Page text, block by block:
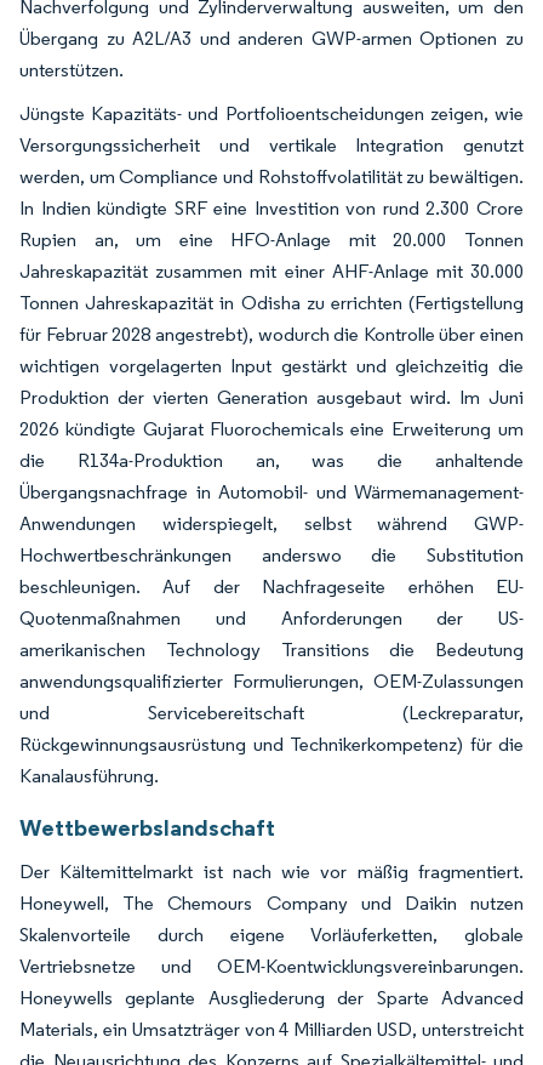
Nachverfolgung und Zylinderverwaltung ausweiten, um den
Übergang zu A2L/A3 und anderen GWP-armen Optionen zu
unterstützen.
Jüngste Kapazitäts- und Portfolioentscheidungen zeigen, wie
Versorgungssicherheit und vertikale Integration genutzt
werden, um Compliance und Rohstoffvolatilität zu bewältigen.
In Indien kündigte SRF eine Investition von rund 2.300 Crore
Rupien an, um eine HFO-Anlage mit 20.000 Tonnen
Jahreskapazität zusammen mit einer AHF-Anlage mit 30.000
Tonnen Jahreskapazität in Odisha zu errichten (Fertigstellung
für Februar 2028 angestrebt), wodurch die Kontrolle über einen
wichtigen vorgelagerten Input gestärkt und gleichzeitig die
Produktion der vierten Generation ausgebaut wird. Im Juni
2026 kündigte Gujarat Fluorochemicals eine Erweiterung um
die R134a-Produktion an, was die anhaltende
Übergangsnachfrage in Automobil- und Wärmemanagement-
Anwendungen widerspiegelt, selbst während GWP-
Hochwertbeschränkungen anderswo die Substitution
beschleunigen. Auf der Nachfrageseite erhöhen EU-
Quotenmaßnahmen und Anforderungen der US-
amerikanischen Technology Transitions die Bedeutung
anwendungsqualifizierter Formulierungen, OEM-Zulassungen
und Servicebereitschaft (Leckreparatur,
Rückgewinnungsausrüstung und Technikerkompetenz) für die
Kanalausführung.
Wettbewerbslandschaft
Der Kältemittelmarkt ist nach wie vor mäßig fragmentiert.
Honeywell, The Chemours Company und Daikin nutzen
Skalenvorteile durch eigene Vorläuferketten, globale
Vertriebsnetze und OEM-Koentwicklungsvereinbarungen.
Honeywells geplante Ausgliederung der Sparte Advanced
Materials, ein Umsatzträger von 4 Milliarden USD, unterstreicht